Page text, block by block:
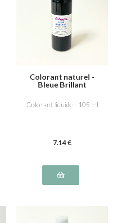
Colorant naturel -
Bleue Brillant
Colorant liquide - 105 ml
7.14 €